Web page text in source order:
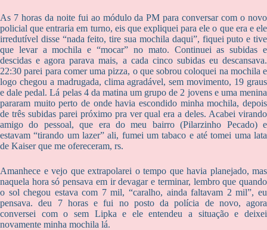
As 7 horas da noite fui ao módulo da PM para conversar com o novo
policial que entraria em turno, eis que expliquei para ele o que era e ele
irredutível disse “nada feito, tire sua mochila daqui”, fiquei puto e tive
que levar a mochila e “mocar” no mato. Continuei as subidas e
descidas e agora parava mais, a cada cinco subidas eu descansava.
22:30 parei para comer uma pizza, o que sobrou coloquei na mochila e
logo chegou a madrugada, clima agradável, sem movimento, 19 graus
e dale pedal. Lá pelas 4 da matina um grupo de 2 jovens e uma menina
pararam muito perto de onde havia escondido minha mochila, depois
de três subidas parei próximo pra ver qual era a deles. Acabei virando
amigo do pessoal, que era do meu bairro (Pilarzinho Pecado) e
estavam “tirando um lazer” ali, fumei um tabaco e até tomei uma lata
de Kaiser que me ofereceram, rs.
Amanhece e vejo que extrapolarei o tempo que havia planejado, mas
naquela hora só pensava em ir devagar e terminar, lembro que quando
o sol chegou estava com 7 mil, “caralho, ainda faltavam 2 mil”, eu
pensava. deu 7 horas e fui no posto da polícia de novo, agora
conversei com o sem Lipka e ele entendeu a situação e deixei
novamente minha mochila lá.